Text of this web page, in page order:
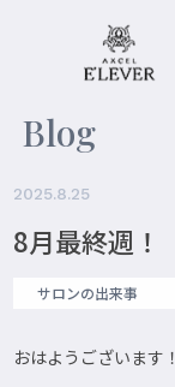
Blog
2025.8.25
8月最終週！
サロンの出来事
おはようございます！